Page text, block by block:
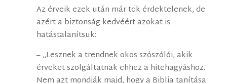
Az érveik ezek után már tök érdektelenek, de
azért a biztonság kedvéért azokat is
hatástalanítsuk:
– „Lesznek a trendnek okos szószólói, akik
érveket szolgáltatnak ehhez a hitehagyáshoz.